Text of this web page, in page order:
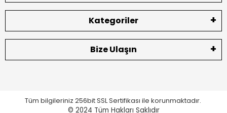
Kategoriler
Bize Ulaşın
Tüm bilgileriniz 256bit SSL Sertifikası ile korunmaktadır.
© 2024 Tüm Hakları Saklıdır